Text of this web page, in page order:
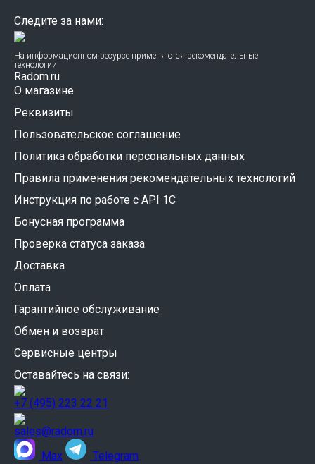
Следите за нами:
На информационном ресурсе применяются рекомендательные
технологии
Radom.ru
О магазине
Реквизиты
Пользовательское соглашение
Политика обработки персональных данных
Правила применения рекомендательных технологий
Инструкция по работе с API 1C
Бонусная программа
Проверка статуса заказа
Доставка
Оплата
Гарантийное обслуживание
Обмен и возврат
Сервисные центры
Оставайтесь на связи:
+7 (495) 223 22 21
sales@radom.ru
Max
Telegram